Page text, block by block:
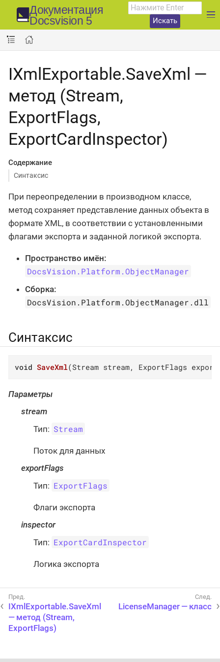
Документация
Docsvision 5
Искать
IXmlExportable.SaveXml —
метод (Stream,
ExportFlags,
ExportCardInspector)
Содержание
Синтаксис
При переопределении в производном классе,
метод сохраняет представление данных объекта в
формате XML, в соответствии с установленными
флагами экспорта и заданной логикой экспорта.
Пространство имён:
DocsVision.Platform.ObjectManager
Сборка:
DocsVision.Platform.ObjectManager.dll
Синтаксис
void SaveXml(Stream stream, ExportFlags
Параметры
stream
Тип: Stream
Поток для данных
exportFlags
Тип: ExportFlags
Флаги экспорта
inspector
Тип: ExportCardInspector
Логика экспорта
IXmlExportable.SaveXml
— метод (Stream,
ExportFlags)
LicenseManager — класс